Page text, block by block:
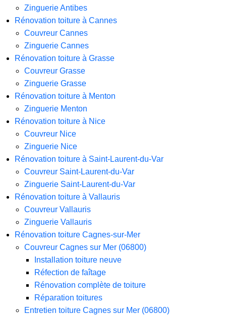
Zinguerie Antibes
Rénovation toiture à Cannes
Couvreur Cannes
Zinguerie Cannes
Rénovation toiture à Grasse
Couvreur Grasse
Zinguerie Grasse
Rénovation toiture à Menton
Zinguerie Menton
Rénovation toiture à Nice
Couvreur Nice
Zinguerie Nice
Rénovation toiture à Saint-Laurent-du-Var
Couvreur Saint-Laurent-du-Var
Zinguerie Saint-Laurent-du-Var
Rénovation toiture à Vallauris
Couvreur Vallauris
Zinguerie Vallauris
Rénovation toiture Cagnes-sur-Mer
Couvreur Cagnes sur Mer (06800)
Installation toiture neuve
Réfection de faîtage
Rénovation complète de toiture
Réparation toitures
Entretien toiture Cagnes sur Mer (06800)